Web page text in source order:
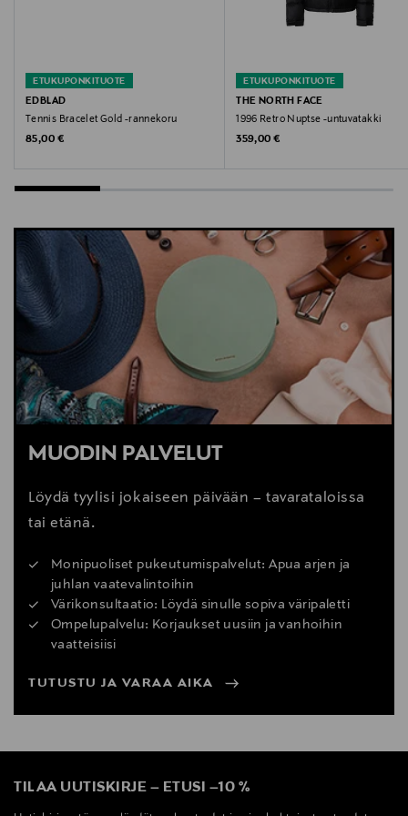
ETUKUPONKITUOTE
EDBLAD
Tennis Bracelet Gold -rannekoru
Original Price
85,00 €
ETUKUPONKITUOTE
THE NORTH FACE
1996 Retro Nuptse -untuvatakki
Original Price
359,00 €
MUODIN PALVELUT
Löydä tyylisi jokaiseen päivään – tavarataloissa
tai etänä.
Monipuoliset pukeutumispalvelut: Apua arjen ja
juhlan vaatevalintoihin
Värikonsultaatio: Löydä sinulle sopiva väripaletti
Ompelupalvelu: Korjaukset uusiin ja vanhoihin
vaatteisiisi
TUTUSTU JA VARAA AIKA
TILAA UUTISKIRJE – ETUSI –10 %